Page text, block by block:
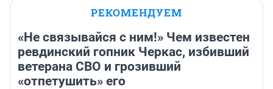
РЕКОМЕНДУЕМ
«Не связывайся с ним!» Чем известен
ревдинский гопник Черкас, избивший
ветерана СВО и грозивший
«отпетушить» его